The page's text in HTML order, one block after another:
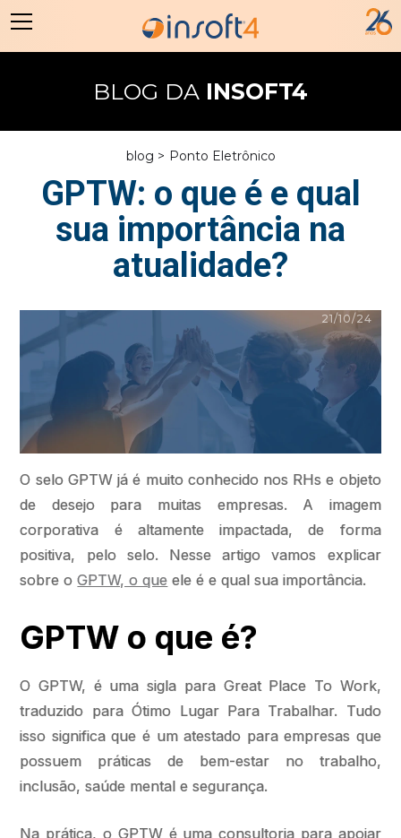
BLOG DAINSOFT4
blog > Ponto Eletrônico
GPTW: o que é e qual
sua importância na
atualidade?
21/10/24
O selo GPTW já é muito conhecido nos RHs e objeto
de desejo para muitas empresas. A imagem
corporativa é altamente impactada, de forma
positiva, pelo selo. Nesse artigo vamos explicar
sobre oGPTW, o que ele é e qual sua importância.
GPTW o que é?
O GPTW, é uma sigla para Great Place To Work,
traduzido para Ótimo Lugar Para Trabalhar. Tudo
isso significa que é um atestado para empresas que
possuem práticas de bem-estar no trabalho,
inclusão, saúde mental e segurança.
Na prática, o GPTW é uma consultoria para apoiar